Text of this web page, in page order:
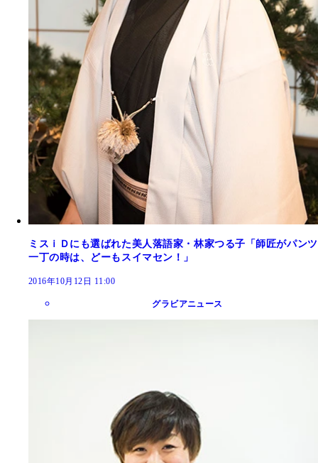
ミスｉＤにも選ばれた美人落語家・林家つる子「師匠がパンツ
一丁の時は、どーもスイマセン！」
2016年10月12日 11:00
グラビアニュース